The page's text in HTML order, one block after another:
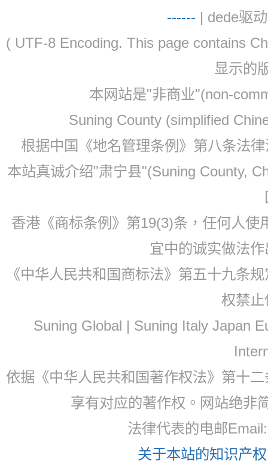
------ | dede驱
( UTF-8 Encoding. This page contains
显示的
本网站是"非商业"(non-
Suning County (simplified
根据中国《地名管理条例》第八条法
本站真诚介绍"肃宁县"(Suning County,
香港《商标条例》第19(3)条，任何人
宜中的诚实做法
《中华人民共和国商标法》第五十九条
权禁
Suning Global | Suning Italy Japan
依据《中华人民共和国著作权法》第十
享有对应的著作权。网站绝非
法律代表的电邮
关于本站的知识产